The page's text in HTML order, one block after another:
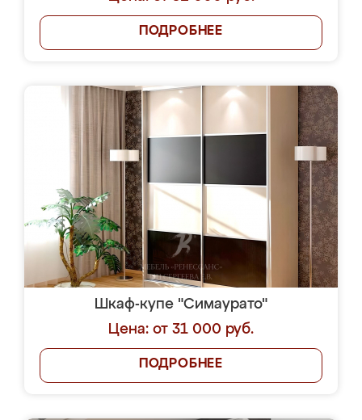
ПОДРОБНЕЕ
Шкаф-купе "Симаурато"
Цена: от 31 000 руб.
ПОДРОБНЕЕ